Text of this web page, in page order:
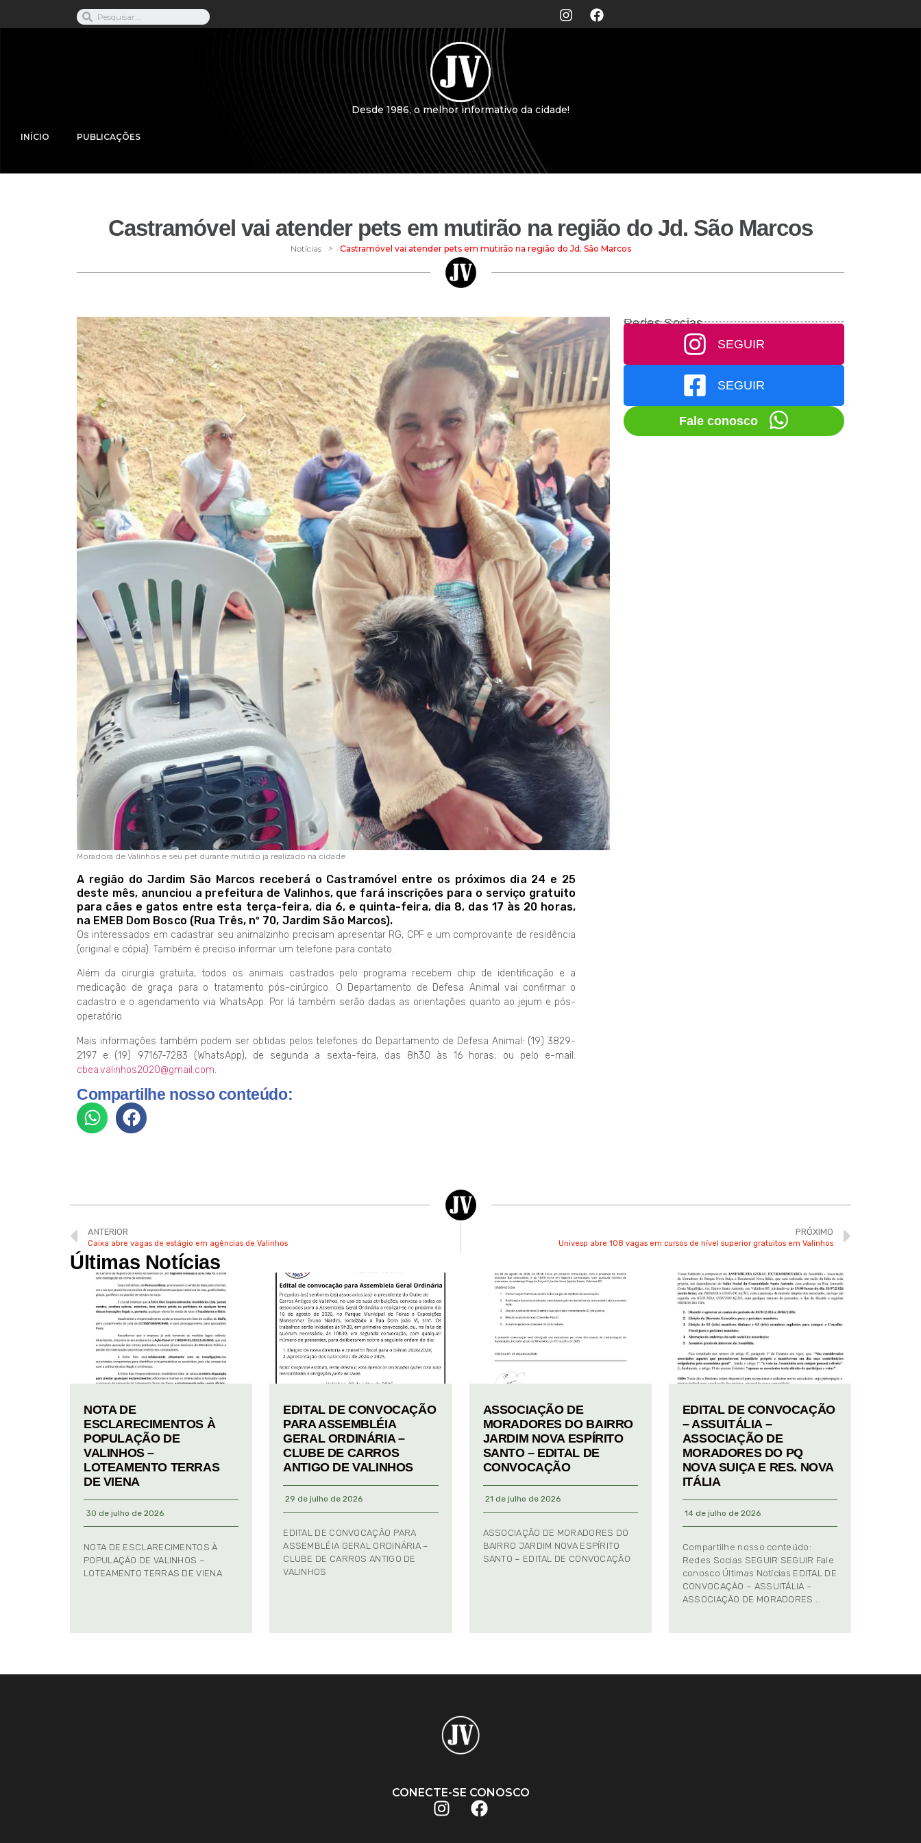
Desde 1986, o melhor informativo da cidade!
INÍCIO PUBLICAÇÕES
Castramóvel vai atender pets em mutirão na região do Jd. São Marcos
Notícias > Castramóvel vai atender pets em mutirão na região do Jd. São Marcos
Moradora de Valinhos e seu pet durante mutirão já realizado na cidade
A região do Jardim São Marcos receberá o Castramóvel entre os próximos dia 24 e 25
deste mês, anunciou a prefeitura de Valinhos, que fará inscrições para o serviço gratuito
para cães e gatos entre esta terça-feira, dia 6, e quinta-feira, dia 8, das 17 às 20 horas,
na EMEB Dom Bosco (Rua Três, nº 70, Jardim São Marcos).
Os interessados em cadastrar seu animalzinho precisam apresentar RG, CPF e um comprovante de residência
(original e cópia). Também é preciso informar um telefone para contato.
Além da cirurgia gratuita, todos os animais castrados pelo programa recebem chip de identificação e a
medicação de graça para o tratamento pós-cirúrgico. O Departamento de Defesa Animal vai confirmar o
cadastro e o agendamento via WhatsApp. Por lá também serão dadas as orientações quanto ao jejum e pós-
operatório.
Mais informações também podem ser obtidas pelos telefones do Departamento de Defesa Animal: (19) 3829-
2197 e (19) 97167-7283 (WhatsApp), de segunda a sexta-feira, das 8h30 às 16 horas; ou pelo e-mail:
cbea.valinhos2020@gmail.com.
Compartilhe nosso conteúdo:
Redes Socias
SEGUIR
SEGUIR
Fale conosco
ANTERIOR
Caixa abre vagas de estágio em agências de Valinhos
PRÓXIMO
Univesp abre 108 vagas em cursos de nível superior gratuitos em Valinhos
Últimas Notícias
NOTA DE
ESCLARECIMENTOS À
POPULAÇÃO DE
VALINHOS –
LOTEAMENTO TERRAS
DE VIENA
30 de julho de 2026
NOTA DE ESCLARECIMENTOS À
POPULAÇÃO DE VALINHOS –
LOTEAMENTO TERRAS DE VIENA
EDITAL DE CONVOCAÇÃO
PARA ASSEMBLÉIA
GERAL ORDINÁRIA –
CLUBE DE CARROS
ANTIGO DE VALINHOS
29 de julho de 2026
EDITAL DE CONVOCAÇÃO PARA
ASSEMBLÉIA GERAL ORDINÁRIA –
CLUBE DE CARROS ANTIGO DE
VALINHOS
ASSOCIAÇÃO DE
MORADORES DO BAIRRO
JARDIM NOVA ESPÍRITO
SANTO – EDITAL DE
CONVOCAÇÃO
21 de julho de 2026
ASSOCIAÇÃO DE MORADORES DO
BAIRRO JARDIM NOVA ESPÍRITO
SANTO – EDITAL DE CONVOCAÇÃO
EDITAL DE CONVOCAÇÃO
– ASSUITÁLIA –
ASSOCIAÇÃO DE
MORADORES DO PQ
NOVA SUIÇA E RES. NOVA
ITÁLIA
14 de julho de 2026
Compartilhe nosso conteúdo:
Redes Socias SEGUIR SEGUIR Fale
conosco Últimas Notícias EDITAL DE
CONVOCAÇÃO – ASSUITÁLIA –
ASSOCIAÇÃO DE MORADORES …
CONECTE-SE CONOSCO